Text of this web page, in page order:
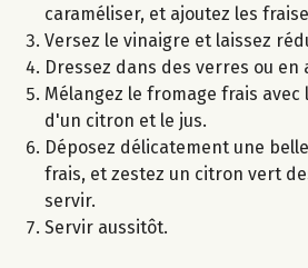
caraméliser, et ajoutez les
Versez le vinaigre et laissez
Dressez dans des verres ou en
Mélangez le fromage frais avec
d'un citron et le jus.
Déposez délicatement une
frais, et zestez un citron vert
servir.
Servir aussitôt.